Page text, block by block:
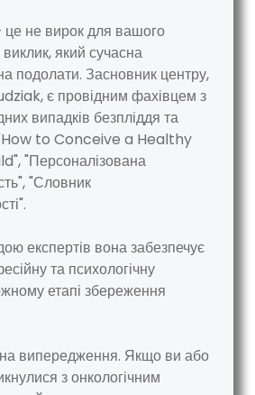
це не вирок для вашого
який сучасна
подолати. Засновник центру,
є провідним фахівцем з
випадків безпліддя та
to Conceive a Healthy
"Персоналізована
"Словник
експертів вона забезпечує
та психологічну
етапі збереження
на випередження. Якщо ви або
з онкологічним